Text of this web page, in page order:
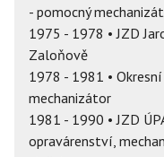
- pomocný
1975 - 1978 • JZD
Zaloňově
1978 - 1981 •
mechanizátor
1981 - 1990 • JZD
opravárenství,